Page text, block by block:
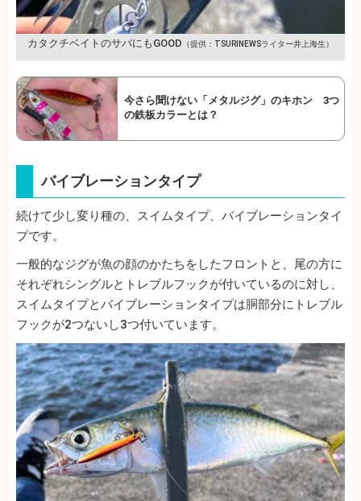
カタクチベイトのサバにもGOOD （提供：TSURINEWSライター井上海生）
今さら聞けない「メタルジグ」のキホン 3つ
の鉄板カラーとは？
バイブレーションタイプ
続けて少し変り種の、スイムタイプ、バイブレーションタイ
プです。
一般的なジグが魚の顔のかたちをしたフロントと、尾の方に
それぞれシングルとトレブルフックが付いているのに対し、
スイムタイプとバイブレーションタイプは胴部分にトレブル
フックが2つないし3つ付いています。